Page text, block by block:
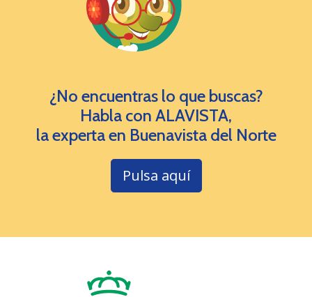
¿No encuentras lo que buscas?
Habla con ALAVISTA,
la experta en Buenavista del Norte
Pulsa aquí